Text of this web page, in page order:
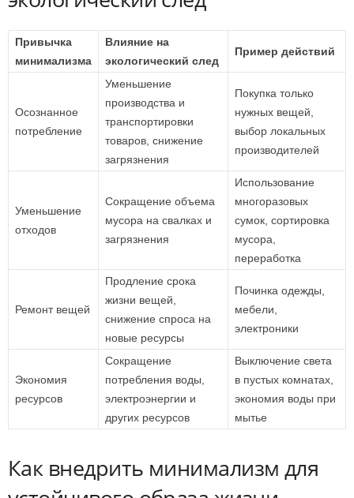
Привычка
минимализма
Влияние на
экологический след
Пример действий
Осознанное
потребление
Уменьшение
производства и
транспортировки
товаров, снижение
загрязнения
Покупка только
нужных вещей,
выбор локальных
производителей
Уменьшение
отходов
Сокращение объема
мусора на свалках и
загрязнения
Использование
многоразовых
сумок, сортировка
мусора,
переработка
Ремонт вещей
Продление срока
жизни вещей,
снижение спроса на
новые ресурсы
Починка одежды,
мебели,
электроники
Экономия
ресурсов
Сокращение
потребления воды,
электроэнергии и
других ресурсов
Выключение света
в пустых комнатах,
экономия воды при
мытье
Как внедрить минимализм для